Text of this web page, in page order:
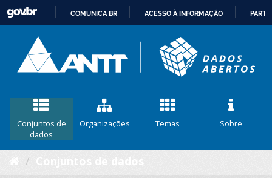
CONTEÚDO
COMUNICA BR ACESSO À INFORMAÇÃO
Conjuntos de
dados
Organizações Temas Sobre